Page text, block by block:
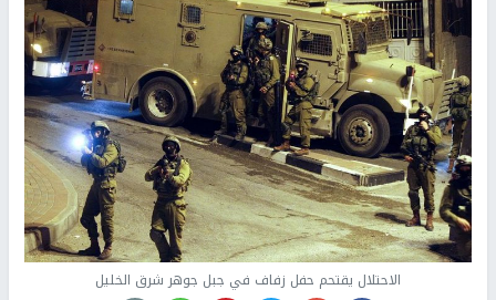
الاحتلال يقتحم حفل زفاف في جبل جوهر شرق الخليل